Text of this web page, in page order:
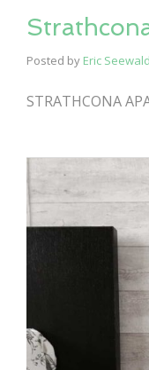
Posted by Eric Seewald
STRATHCONA